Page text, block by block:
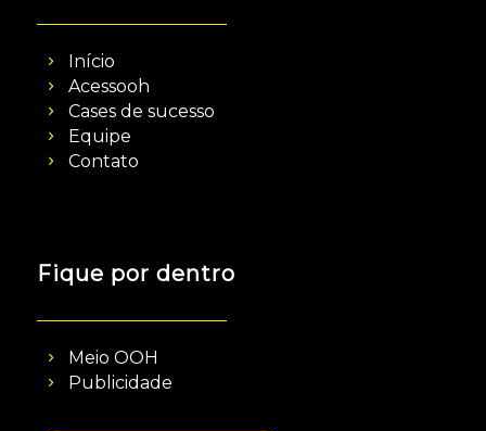
Início
Acessooh
Cases de sucesso
Equipe
Contato
Fique por dentro
Meio OOH
Publicidade